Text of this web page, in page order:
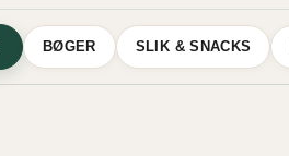
BØGER SLIK & SNACKS